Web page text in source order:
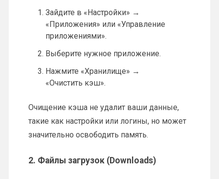
Зайдите в «Настройки» →
«Приложения» или «Управление
приложениями».
Выберите нужное приложение.
Нажмите «Хранилище» →
«Очистить кэш».
Очищение кэша не удалит ваши данные,
такие как настройки или логины, но может
значительно освободить память.
2. Файлы загрузок (Downloads)